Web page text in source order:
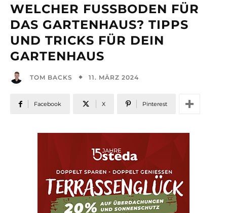
WELCHER FUSSBODEN FÜR D
AS GARTENHAUS? TIPPS U
ND TRICKS FÜR DEIN G
ARTENHAUS
TOM BACKS 11. MÄRZ 2024
Facebook X Pinterest